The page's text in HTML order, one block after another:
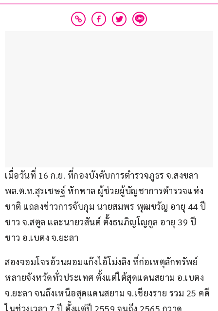
เมื่อวันที่ 16 ก.ย. ที่กองบังคับการตำรวจภูธร จ.สงขลา
พล.ต.ท.สุรเชษฐ์ หักพาล ผู้ช่วยผู้บัญชาการตำรวจแห่ง
ชาติ แถลงข่าวการจับกุม นายสมพร พุฒขวัญ อายุ 44 ปี
ชาว จ.สตูล และนายวสันต์ ตั้งธนภิญโญกูล อายุ 39 ปี
ชาว อ.เบตง จ.ยะลา
สองจอมโจรอ้วนผอมแก๊งไอ้โม่งลิง ที่ก่อเหตุลักทรัพย์
หลายจังหวัดทั่วประเทศ ตั้งแต่ใต้สุดแดนสยาม อ.เบตง
จ.ยะลา จนถึงเหนือสุดแดนสยาม จ.เชียงราย รวม 25 คดี
ในช่วงเวลา 7 ปี ตั้งแต่ปี 2559 จนถึง 2565 กวาด